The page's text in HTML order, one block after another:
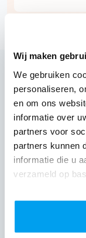
Wij maken
We gebruiken
personaliseren,
en om ons
informatie over
partners voor
partners kunnen
informatie die u
verzameld op
Wij zijn partner
Lees reviews